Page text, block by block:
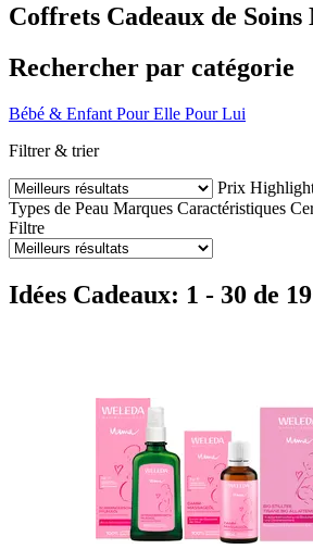
Coffrets Cadeaux de Soins
Rechercher par catégorie
Bébé & Enfant Pour Elle Pour Lui
Filtrer & trier
Prix
Types de Peau Marques Caractéristiques
Filtre
Idées Cadeaux: 1 - 30 de